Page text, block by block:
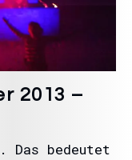
2013 –
Das bedeutet